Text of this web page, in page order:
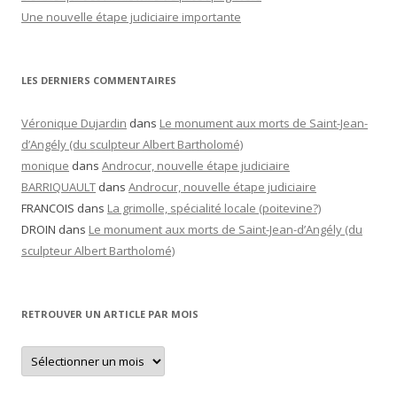
Une nouvelle étape judiciaire importante
LES DERNIERS COMMENTAIRES
Véronique Dujardin dans Le monument aux morts de Saint-Jean-
d’Angély (du sculpteur Albert Bartholomé)
monique dans Androcur, nouvelle étape judiciaire
BARRIQUAULT dans Androcur, nouvelle étape judiciaire
FRANCOIS dans La grimolle, spécialité locale (poitevine?)
DROIN dans Le monument aux morts de Saint-Jean-d’Angély (du
sculpteur Albert Bartholomé)
RETROUVER UN ARTICLE PAR MOIS
Retrouver
un
article